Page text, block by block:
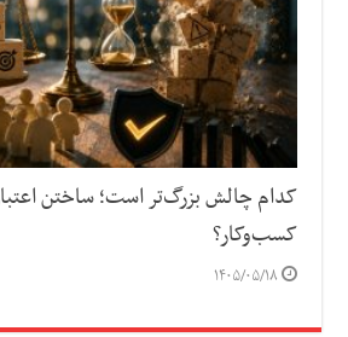
کدام چالش بزرگ‌تر است؛ ساختن
کسب‌وکار؟
۱۴۰۵/۰۵/۱۸